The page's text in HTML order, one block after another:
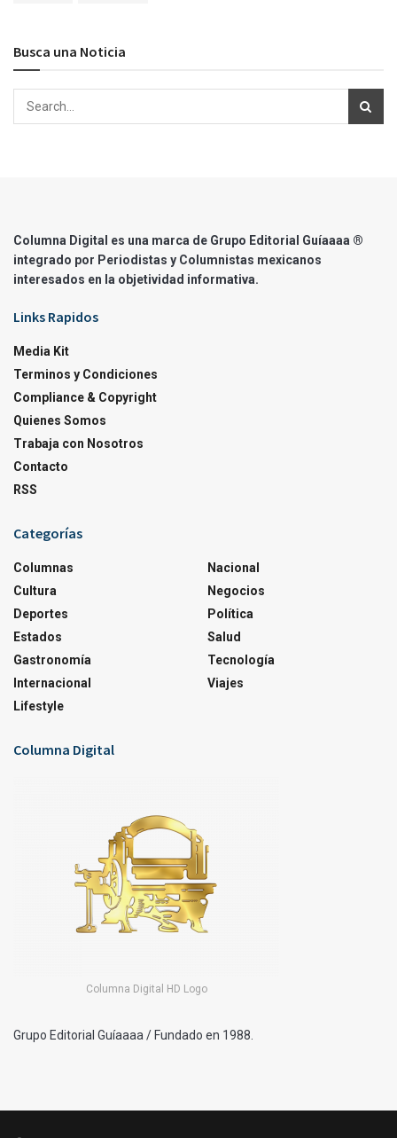
Busca una Noticia
Columna Digital es una marca de Grupo Editorial Guíaaaa ®
integrado por Periodistas y Columnistas mexicanos
interesados en la objetividad informativa.
Links Rapidos
Media Kit
Terminos y Condiciones
Compliance & Copyright
Quienes Somos
Trabaja con Nosotros
Contacto
RSS
Categorías
Columnas
Cultura
Deportes
Estados
Gastronomía
Internacional
Lifestyle
Nacional
Negocios
Política
Salud
Tecnología
Viajes
Columna Digital
Columna Digital HD Logo
Grupo Editorial Guíaaaa / Fundado en 1988.